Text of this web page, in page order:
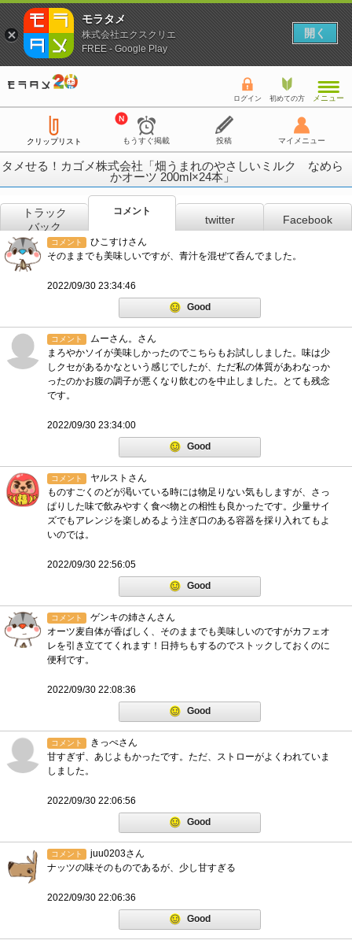
ログイン 初めての方 メニュー
クリップリスト もうすぐ掲載 投稿 マイメニュー
タメせる！カゴメ株式会社「畑うまれのやさしいミルク なめら
かオーツ 200ml×24本」
トラック
バック
コメント
twitter Facebook
コメント
ひこすけさん
そのままでも美味しいですが、青汁を混ぜて呑んでました。
2022/09/30 23:34:46
Good
コメント
ムーさん。さん
まろやかソイが美味しかったのでこちらもお試ししました。味は少
しクセがあるかなという感じでしたが、ただ私の体質があわなっか
ったのかお腹の調子が悪くなり飲むのを中止しました。とても残念
です。
2022/09/30 23:34:00
Good
コメント
ヤルストさん
ものすごくのどが渇いている時には物足りない気もしますが、さっ
ぱりした味で飲みやすく食べ物との相性も良かったです。少量サイ
ズでもアレンジを楽しめるよう注ぎ口のある容器を採り入れてもよ
いのでは。
2022/09/30 22:56:05
Good
コメント
ゲンキの姉さんさん
オーツ麦自体が香ばしく、そのままでも美味しいのですがカフェオ
レを引き立ててくれます！日持ちもするのでストックしておくのに
便利です。
2022/09/30 22:08:36
Good
コメント
きっぺさん
甘すぎず、あじよもかったです。ただ、ストローがよくわれていま
しました。
2022/09/30 22:06:56
Good
コメント
juu0203さん
ナッツの味そのものであるが、少し甘すぎる
2022/09/30 22:06:36
Good
モラタメ
株式会社エクスクリエ
FREE - Google Play
開く